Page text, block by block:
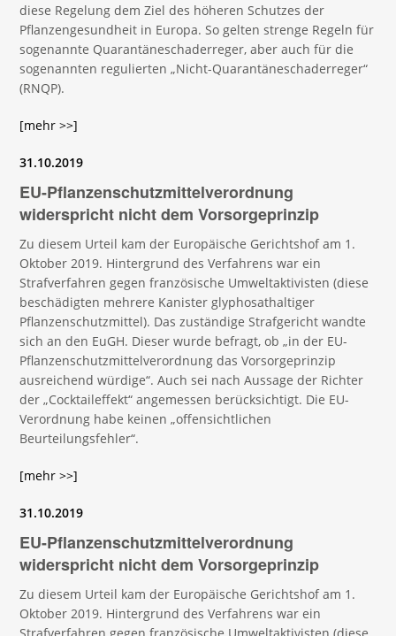
diese Regelung dem Ziel des höheren Schutzes der
Pflanzengesundheit in Europa. So gelten strenge Regeln für
sogenannte Quarantäneschaderreger, aber auch für die
sogenannten regulierten „Nicht-Quarantäneschaderreger“
(RNQP).
[mehr >>]
31.10.2019
EU-Pflanzenschutzmittelverordnung
widerspricht nicht dem Vorsorgeprinzip
Zu diesem Urteil kam der Europäische Gerichtshof am 1.
Oktober 2019. Hintergrund des Verfahrens war ein
Strafverfahren gegen französische Umweltaktivisten (diese
beschädigten mehrere Kanister glyphosathaltiger
Pflanzenschutzmittel). Das zuständige Strafgericht wandte
sich an den EuGH. Dieser wurde befragt, ob „in der EU-
Pflanzenschutzmittelverordnung das Vorsorgeprinzip
ausreichend würdige“. Auch sei nach Aussage der Richter
der „Cocktaileffekt“ angemessen berücksichtigt. Die EU-
Verordnung habe keinen „offensichtlichen
Beurteilungsfehler“.
[mehr >>]
31.10.2019
EU-Pflanzenschutzmittelverordnung
widerspricht nicht dem Vorsorgeprinzip
Zu diesem Urteil kam der Europäische Gerichtshof am 1.
Oktober 2019. Hintergrund des Verfahrens war ein